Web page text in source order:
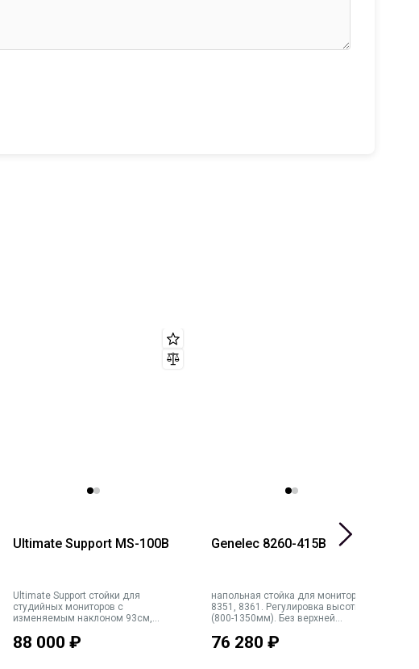
Ultimate Support MS-100B
Ultimate Support стойки для
студийных мониторов с
изменяемым наклоном 93см,
88 000 ₽
Genelec 8260-415B
напольная стойка для мониторов
8351, 8361. Регулировка высоты
(800-1350мм). Без верхней
кабелей внутри стойки. Габариты
основания 480x480мм. Вес 19кг
76 280 ₽